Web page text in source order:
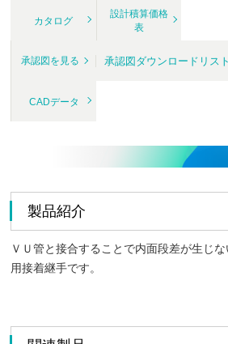
カタログ
設計積算価格
表
承認図を見る 承認図ダウンロードリス
CADデータ
製品紹介
ＶＵ管と接合することで内面段差が生じ
用接着継手です。